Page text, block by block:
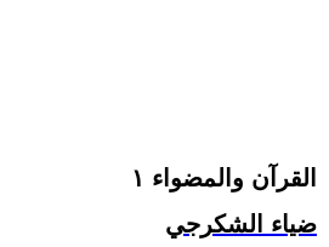
القرآن والمضواء ١
ضياء الشكرجي